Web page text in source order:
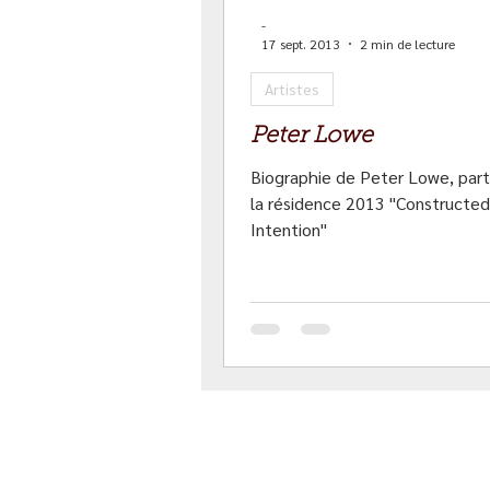
Peter Lowe
Biographie de Peter Lowe,
la résidence 2013
Intention"
Artistes
-
17 sept. 2013
2 min de lecture